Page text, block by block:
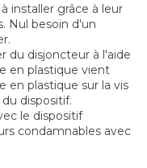
installer grâce à leur
Nul besoin d'un
du disjoncteur à l'aide
en plastique vient
en plastique sur la vis
dispositif.
le dispositif
condamnables avec